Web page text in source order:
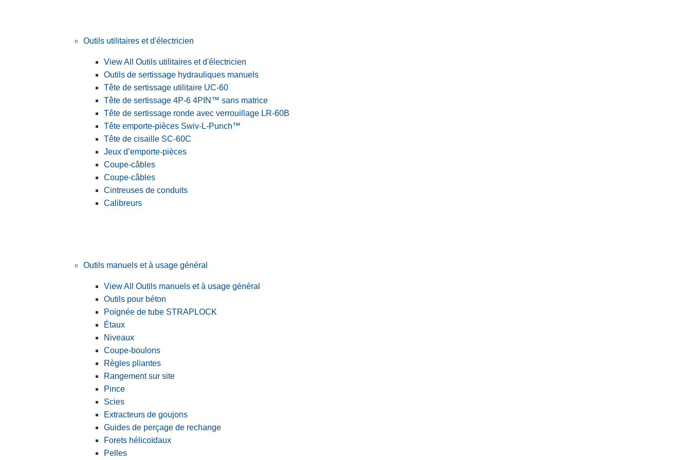
Outils utilitaires et d'électricien
View All Outils utilitaires et d'électricien
Outils de sertissage hydrauliques manuels
Tête de sertissage utilitaire UC-60
Tête de sertissage 4P-6 4PIN™ sans matrice
Tête de sertissage ronde avec verrouillage LR-60B
Tête emporte-pièces Swiv-L-Punch™
Tête de cisaille SC-60C
Jeux d’emporte-pièces
Coupe-câbles
Coupe-câbles
Cintreuses de conduits
Calibreurs
Outils manuels et à usage général
View All Outils manuels et à usage général
Outils pour béton
Poignée de tube STRAPLOCK
Étaux
Niveaux
Coupe-boulons
Règles pliantes
Rangement sur site
Pince
Scies
Extracteurs de goujons
Guides de perçage de rechange
Forets hélicoïdaux
Pelles